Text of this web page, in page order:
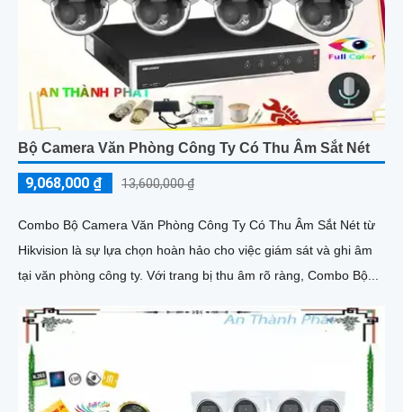
Bộ Camera Văn Phòng Công Ty Có Thu Âm Sắt Nét
9,068,000 ₫ 13,600,000 ₫
Combo Bộ Camera Văn Phòng Công Ty Có Thu Âm Sắt Nét từ
Hikvision là sự lựa chọn hoàn hảo cho việc giám sát và ghi âm
tại văn phòng công ty. Với trang bị thu âm rõ ràng, Combo Bộ...